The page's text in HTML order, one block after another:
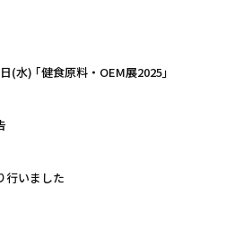
(水) ｢健食原料・OEM展2025｣
行いました